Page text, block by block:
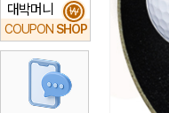
대박머니
COUPON SHOP
₩